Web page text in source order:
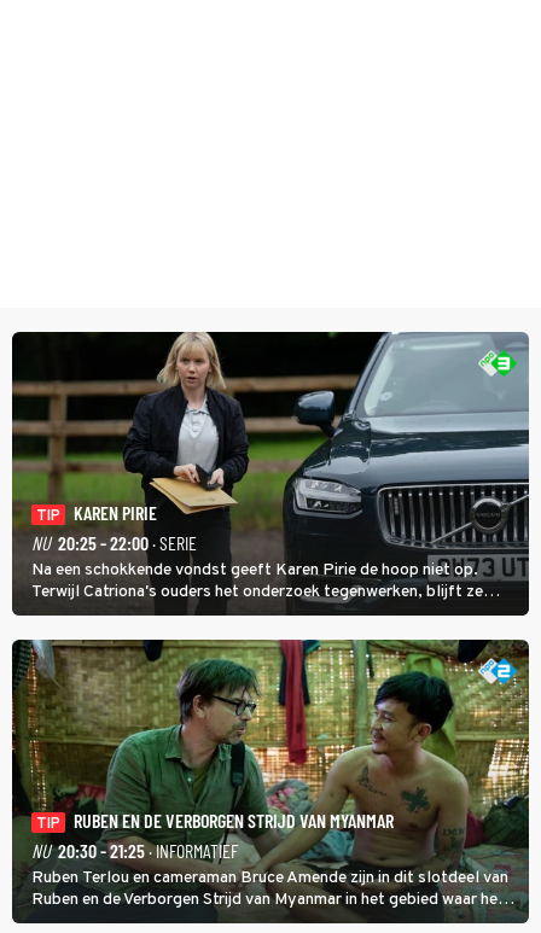
TIP
KAREN PIRIE
NU 20:25 - 22:00· SERIE
Na een schokkende vondst geeft Karen Pirie de hoop niet op.
Terwijl Catriona's ouders het onderzoek tegenwerken, blijft ze
speuren naar Adam. In deze slotaflevering van Karen Pirie leidt het
spoor via Frankrijk en Italië naar Malta.
TIP
RUBEN EN DE VERBORGEN STRIJD VAN MYANMAR
NU 20:30 - 21:25· INFORMATIEF
Ruben Terlou en cameraman Bruce Amende zijn in dit slotdeel van
Ruben en de Verborgen Strijd van Myanmar in het gebied waar het
KNDF-rebellenleger de scepter zwaait. De rebellenleider zet zich